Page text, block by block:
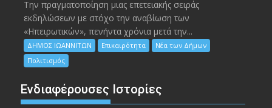
Την πραγματοποίηση μιας επετειακής σειράς
εκδηλώσεων με στόχο την αναβίωση των
«Ηπειρωτικών», πενήντα χρόνια μετά την...
ΔΗΜΟΣ ΙΩΑΝΝΙΤΩΝ Επικαιρότητα
Νέα των Δήμων
Πολιτισμός
Ενδιαφέρουσες Ιστορίες